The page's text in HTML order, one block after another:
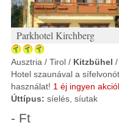
Parkhotel Kirchberg
Ausztria / Tirol / Kitzbühel
Hotel szaunával a
használat! 1 éj ingyen
Úttípus: síelés, síutak
- Ft